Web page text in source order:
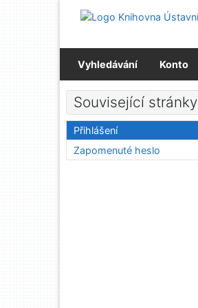
Přejít na menu
Vyhledávání Konto
Související stránky
Přihlášení
Zapomenuté heslo